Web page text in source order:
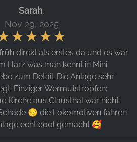
Sarah,
Nov 29, 2025
direkt als erstes da und es war
Harz was man kennt in Mini
zum Detail. Die Anlage sehr
Einziger Wermutstropfen:
Kirche aus Clausthal war nicht
😔 die Lokomotiven fahren
echt cool gemacht 🥰